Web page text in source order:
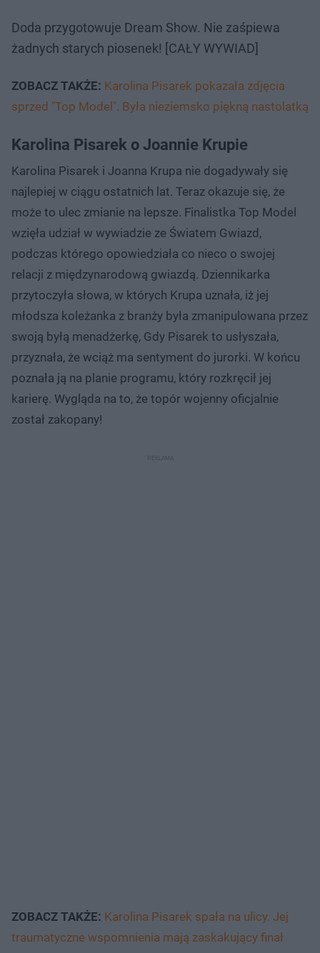
Doda przygotowuje Dream Show. Nie zaśpiewa
żadnych starych piosenek! [CAŁY WYWIAD]
ZOBACZ TAKŻE: Karolina Pisarek pokazała zdjęcia
sprzed "Top Model". Była nieziemsko piękną nastolatką
Karolina Pisarek o Joannie Krupie
Karolina Pisarek i Joanna Krupa nie dogadywały się
najlepiej w ciągu ostatnich lat. Teraz okazuje się, że
może to ulec zmianie na lepsze. Finalistka Top Model
wzięła udział w wywiadzie ze Światem Gwiazd,
podczas którego opowiedziała co nieco o swojej
relacji z międzynarodową gwiazdą. Dziennikarka
przytoczyła słowa, w których Krupa uznała, iż jej
młodsza koleżanka z branży była zmanipulowana przez
swoją byłą menadżerkę, Gdy Pisarek to usłyszała,
przyznała, że wciąż ma sentyment do jurorki. W końcu
poznała ją na planie programu, który rozkręcił jej
karierę. Wygląda na to, że topór wojenny oficjalnie
został zakopany!
ZOBACZ TAKŻE: Karolina Pisarek spała na ulicy. Jej
traumatyczne wspomnienia mają zaskakujący finał